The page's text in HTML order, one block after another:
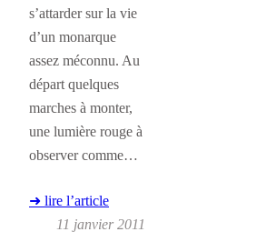
s’attarder sur la vie
d’un monarque
assez méconnu. Au
départ quelques
marches à monter,
une lumière rouge à
observer comme…
➜ lire l’article
11 janvier 2011